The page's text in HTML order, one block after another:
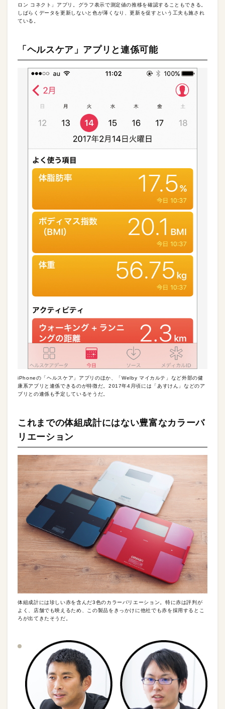
ロン コネクト」アプリ。グラフ表示で測定値の推移を確認することもできる。
しばらくデータを更新しないと色が薄くなり、更新を促すという工夫も施され
ている。
「ヘルスケア」アプリと連係可能
iPhoneの「ヘルスケア」アプリのほか、「Welby マイカルテ」など外部の健
康系アプリと連係できるのが特徴だ。2017年4月頃には「あすけん」などのア
プリとの連係も予定しているそうだ。
これまでの体組成計にはない豊富なカラーバ
リエーション
体組成計には珍しい赤を含んだ3色のカラーバリエーション。特に赤は評判が
よく、店舗でも映えるため、この製品をきっかけに他社でも赤を採用するとこ
ろが出てきたそうだ。